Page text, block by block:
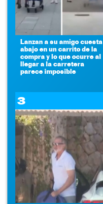
Lanzan a su amigo cuesta
abajo en un carrito de la
compra y lo que ocurre al
llegar a la carretera
parece imposible
3